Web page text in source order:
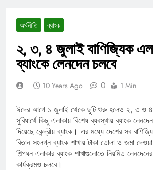
অর্থনীতি ব্যাংক
২, ৩, ৪ জুলাই বাণিজ্যিক
ব্যাংকে লেনদেন চলবে
10 Years Ago 0 1 Min
ঈদের আগে ১ জুলাই থেকে ছুটি শুরু হলেও ২, ৩ ও ৪
সুবিধার্থে কিছু এলাকায় বিশেষ ব্যবস্থায় ব্যাংক
দিয়েছে কেন্দ্রীয় ব্যাংক। এর মধ্যে দেশের সব
বিতান সংলগ্ন ব্যাংক শাখায় টাকা তোলা ও জমা
শিল্পঘন এলাকার ব্যাংক শাখাগুলোতে নিয়মিত
কার্যক্রমও চলবে।